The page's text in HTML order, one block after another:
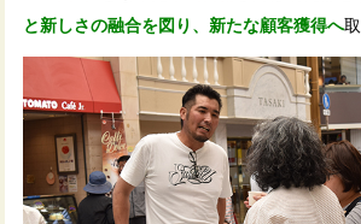
と新しさの融合を図り、新たな顧客獲得へ